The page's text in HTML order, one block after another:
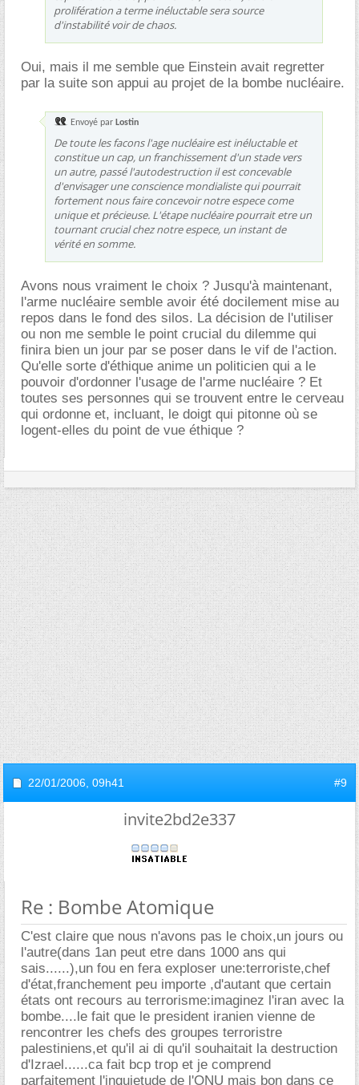
prolifération a terme inéluctable sera source
d'instabilité voir de chaos.
Oui, mais il me semble que Einstein avait regretter
par la suite son appui au projet de la bombe nucléaire.
Envoyé par Lostin
De toute les facons l'age nucléaire est inéluctable et
constitue un cap, un franchissement d'un stade vers
un autre, passé l'autodestruction il est concevable
d'envisager une conscience mondialiste qui pourrait
fortement nous faire concevoir notre espece come
unique et précieuse. L'étape nucléaire pourrait etre un
tournant crucial chez notre espece, un instant de
vérité en somme.
Avons nous vraiment le choix ? Jusqu'à maintenant,
l'arme nucléaire semble avoir été docilement mise au
repos dans le fond des silos. La décision de l'utiliser
ou non me semble le point crucial du dilemme qui
finira bien un jour par se poser dans le vif de l'action.
Qu'elle sorte d'éthique anime un politicien qui a le
pouvoir d'ordonner l'usage de l'arme nucléaire ? Et
toutes ses personnes qui se trouvent entre le cerveau
qui ordonne et, incluant, le doigt qui pitonne où se
logent-elles du point de vue éthique ?
22/01/2006, 09h41 #9
invite2bd2e337
Re : Bombe Atomique
C'est claire que nous n'avons pas le choix,un jours ou
l'autre(dans 1an peut etre dans 1000 ans qui
sais......),un fou en fera exploser une:terroriste,chef
d'état,franchement peu importe ,d'autant que certain
états ont recours au terrorisme:imaginez l'iran avec la
bombe....le fait que le president iranien vienne de
rencontrer les chefs des groupes terroristre
palestiniens,et qu'il ai di qu'il souhaitait la destruction
d'Izrael......ca fait bcp trop et je comprend
parfaitement l'inquietude de l'ONU mais bon dans ce